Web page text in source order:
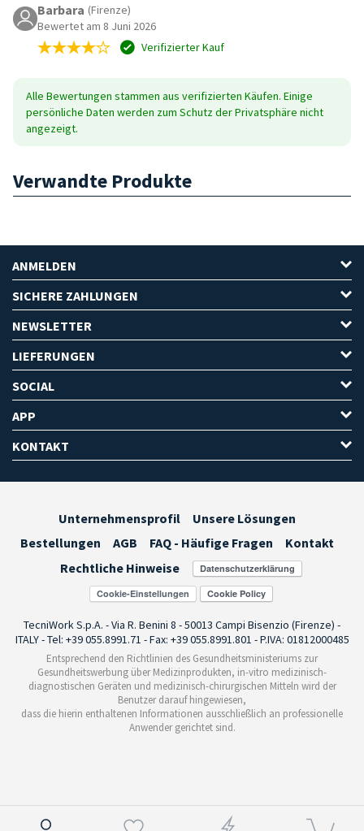
Barbara (Firenze)
Bewertet am 8 Juni 2026
Verifizierter Kauf
Alle Bewertungen stammen aus verifizierten Käufen. Einige
persönliche Daten werden zum Schutz der Privatsphäre nicht
angezeigt.
Verwandte Produkte
ANMELDEN
SICHERE ZAHLUNGEN
NEWSLETTER
LIEFERUNGEN
SOCIAL
APP
KONTAKT
Unternehmensprofil
Unsere Lösungen
Bestellungen
AGB FAQ - Häufige Fragen
Kontakt
Rechtliche Hinweise
Cookie-Einstellungen
TecniWork S.p.A. - Via R. Benini 8 - 50013 Campi Bisenzio (Firenze) -
ITALY - Tel: +39 055.8991.71 - Fax: +39 055.8991.801 - P.IVA: 01812000485
Entsprechend den Richtlinien des Gesundheitsministeriums zur
Gesundheitswerbung über Medizinprodukten, in-vitro medizinisch-
diagnostischen Geräten und medizinisch-chirurgischen Mitteln wird der
Benutzer darauf hingewiesen,
dass die hierin enthaltenen Informationen ausschließlich an professionelle
Anwender gerichtet sind.